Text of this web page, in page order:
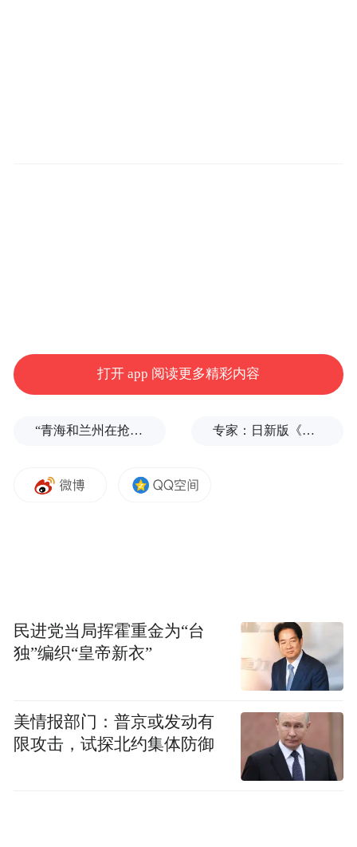
打开 app 阅读更多精彩内容
“青海和兰州在抢一碗面？”青海媒体：这种说法，格局小了 专家：日新版《防卫白皮书》“贼喊捉贼”，想向外界传达三个信号
民进党当局挥霍重金为“台
独”编织“皇帝新衣”
美情报部门：普京或发动有
限攻击，试探北约集体防御